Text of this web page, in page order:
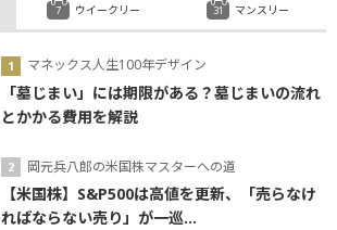
マネックス人生100年デザイン
「墓じまい」には期限がある？墓じまいの流れ
とかかる費用を解説
岡元兵八郎の米国株マスターへの道
【米国株】S&P500は高値を更新、「売らなけ
ればならない売り」が一巡...
ウイークリー マンスリー